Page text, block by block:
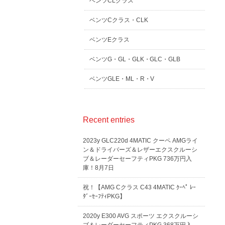
ベンツCクラス・CLK
ベンツEクラス
ベンツG・GL・GLK・GLC・GLB
ベンツGLE・ML・R・V
Recent entries
2023y GLC220d 4MATIC クーペ AMGライ
ン＆ドライバーズ＆レザーエクスクルーシ
ブ＆レーダーセーフティPKG 736万円入
庫！8月7日
祝！【AMG Cクラス C43 4MATIC ｸｰﾍﾟ ﾚｰ
ﾀﾞｰｾｰﾌﾃｨPKG】
2020y E300 AVG スポーツ エクスクルーシ